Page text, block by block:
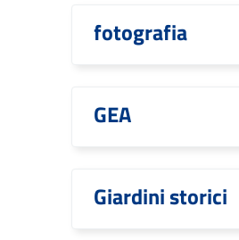
fotografia
GEA
Giardini storici